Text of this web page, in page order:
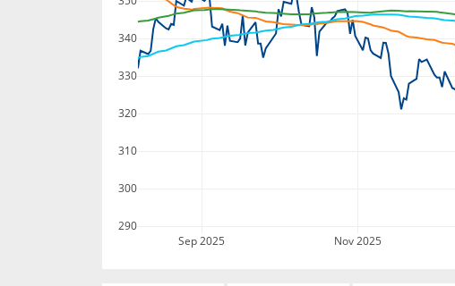
Sep 2025 Nov 2025
290
300
310
320
330
340